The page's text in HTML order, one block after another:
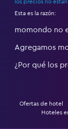
Limpieza diaria
Cámaras CCTV
Cámaras CCTV
Mosquitera
los precios no
Esta es la razón:
momondo no
Agregamos
¿Por qué los
Ofertas de hotel
Hoteles